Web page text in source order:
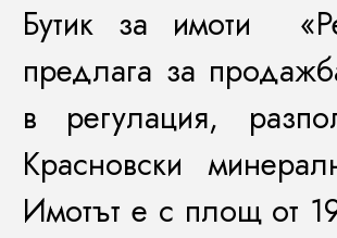
Бутик за имоти
предлага за
в регулация,
Красновски
Имотът е с площ от